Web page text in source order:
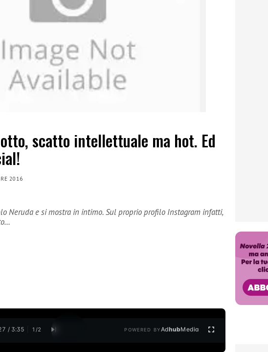
scatto intellettuale ma hot. Ed
2016
Neruda e si mostra in intimo. Sul proprio profilo Instagram infatti,
/ 3:35 1 /2 POWERED BYAdhubMedia